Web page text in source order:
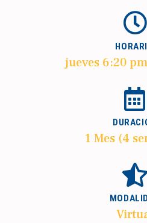
jueves 6:20
1 Mes (4